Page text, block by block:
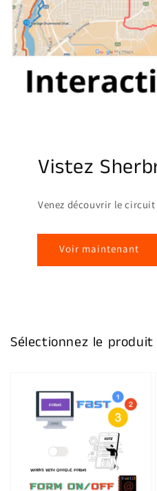
Vistez
Venez découvrir le circuit
Voir maintenant
Sélectionnez le produit